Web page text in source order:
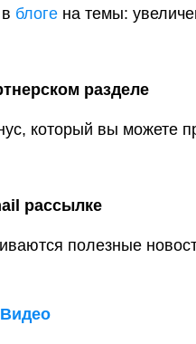
блоге на темы:
разделе
который вы можете
рассылке
полезные